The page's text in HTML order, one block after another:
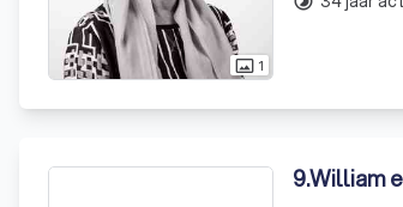
photo_size_select_actual 1
9.William